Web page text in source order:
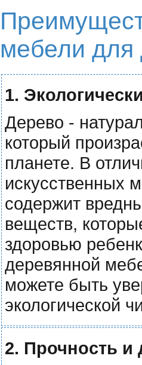
мебели для
1.
Дерево -
который
планете. В
искусственных
содержит
веществ,
здоровью
деревянной
можете быть
экологической
2. Прочность и